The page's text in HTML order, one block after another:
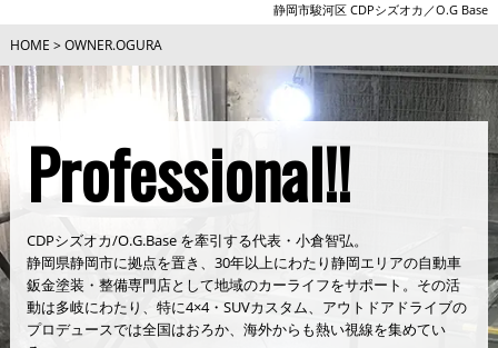
静岡市駿河区 CDPシズオカ／O.G Base
HOME >OWNER.OGURA
Professional!!
CDPシズオカ/O.G.Base を牽引する代表・小倉智弘。
静岡県静岡市に拠点を置き、30年以上にわたり静岡エリアの自動車
鈑金塗装・整備専門店として地域のカーライフをサポート。その活
動は多岐にわたり、特に4×4・SUVカスタム、アウトドアドライブの
プロデュースでは全国はおろか、海外からも熱い視線を集めてい